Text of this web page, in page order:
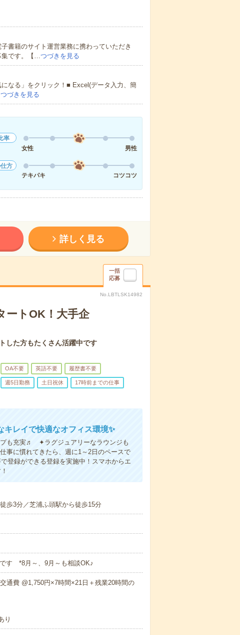
書籍のサイト運営業務に携わっていただき
集です。【…つづきを見る
なる」をクリック！■ Excel(データ入力、簡
つづきを見る
率
女性
男性
方
テキパキ
コツコツ
詳しく見る
一括
応募
No.LBTLSK14982
ートOK！大手企
した方もたくさん活躍中です
OA不要 英語不要 履歴書不要
週5日勤務 土日祝休 17時前までの仕事
レイで快適なオフィス環境✨
プも充実♬ ✦ラグジュアリーなラウンジも
に慣れてきたら、週に1～2日のペースで
登録ができる登録を実施中！スマホからエ
歩3分／芝浦ふ頭駅から徒歩15分
す *8月～、9月～も相談OK♪
通費 @1,750円×7時間×21日＋残業20時間の
り